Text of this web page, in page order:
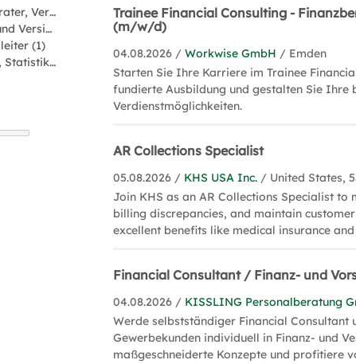
Finanz- und Vermögensberater, Versicherungsvermittler (3)
Sachbearbeiter Finanzen und Versicherungen (3)
(1)
Versicherungsmathematik, Statistik, Underwriting (1)
Trainee Financial Consulting -
(m/w/d)
04.08.2026 /Workwise GmbH / Emden
Starten Sie Ihre Karriere im Trainee
fundierte Ausbildung und gestalten Sie
Verdienstmöglichkeiten.
AR Collections Specialist
05.08.2026 / KHS USA Inc. / United States,
Join KHS as an AR Collections Specialist to
billing discrepancies, and maintain
excellent benefits like medical insurance
Financial Consultant / Finanz- und
04.08.2026 / KISSLING Personalberatung
Werde selbstständiger Financial Consultant
Gewerbekunden individuell in Finanz- und
maßgeschneiderte Konzepte und profitiere